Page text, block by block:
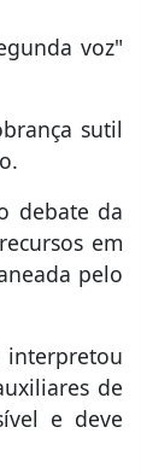
voz"
sutil
debate da
em
pelo
interpretou
de
e deve